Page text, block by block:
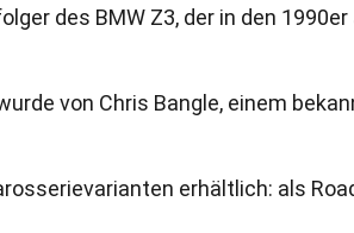
des BMW Z3, der in den
von Chris Bangle, einem
erhältlich: als